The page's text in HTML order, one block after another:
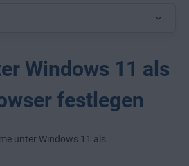
Windows 11 als
festlegen
unter Windows 11 als